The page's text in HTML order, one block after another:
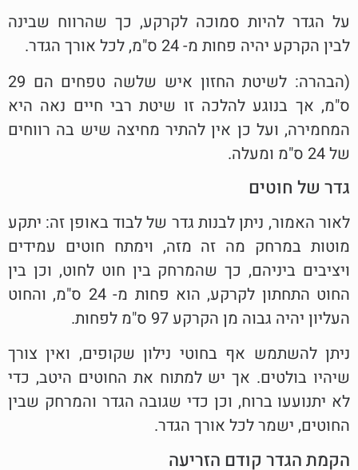
על הגדר להיות סמוכה לקרקע, כך שהרווח שבינה
לבין הקרקע יהיה פחות מ- 24 ס"מ, לכל אורך הגדר.
(הבהרה: לשיטת החזון איש שלשה טפחים הם 29
ס"מ, אך בנוגע להלכה זו שיטת רבי חיים נאה היא
המחמירה, ועל כן אין להתיר מחיצה שיש בה רווחים
של 24 ס"מ ומעלה.
גדר של חוטים
לאור האמור, ניתן לבנות גדר של לבוד באופן זה: יתקע
מוטות במרחק מה זה מזה, וימתח חוטים עמידים
ויציבים ביניהם, כך שהמרחק בין חוט לחוט, וכן בין
החוט התחתון לקרקע, הוא פחות מ- 24 ס"מ, והחוט
העליון יהיה גבוה מן הקרקע 97 ס"מ לפחות.
ניתן להשתמש אף בחוטי נילון שקופים, ואין צורך
שיהיו בולטים. אך יש למתוח את החוטים היטב, כדי
לא יתנועעו ברוח, וכן כדי שגובה הגדר והמרחק שבין
החוטים, ישמר לכל אורך הגדר.
הקמת הגדר קודם הזריעה